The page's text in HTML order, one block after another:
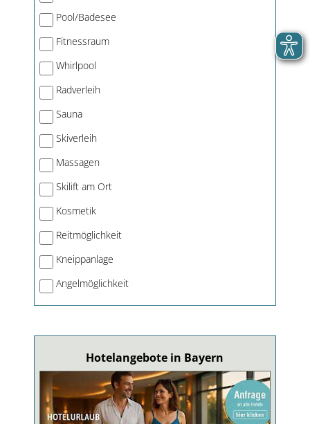
Pool/Badesee
Fitnessraum
Whirlpool
Radverleih
Sauna
Skiverleih
Massagen
Skilift am Ort
Kosmetik
Reitmöglichkeit
Kneippanlage
Angelmöglichkeit
Hotelangebote in Bayern